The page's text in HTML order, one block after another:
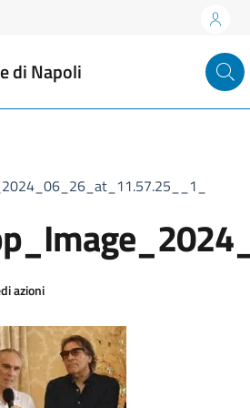
di Napoli
azioni